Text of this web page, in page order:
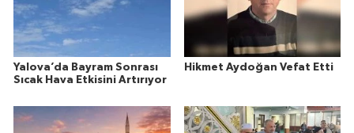
Yalova’da Bayram Sonrası
Sıcak Hava Etkisini Artırıyor
Hikmet Aydoğan Vefat Etti